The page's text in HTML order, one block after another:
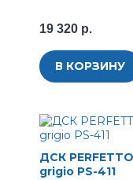
19 320 р.
В КОРЗИНУ
ДСК
grigio PS-411